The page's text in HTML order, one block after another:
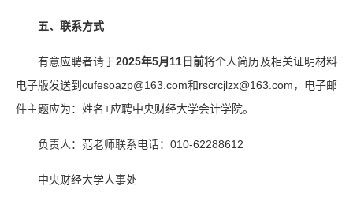
五、联系方式
有意应聘者请于2025年5月11日前将个人简历及相关证明材料
电子版发送到cufesoazp@163.com和rscrcjlzx@163.com，电子邮
件主题应为：姓名+应聘中央财经大学会计学院。
负责人：范老师联系电话：010-62288612
中央财经大学人事处